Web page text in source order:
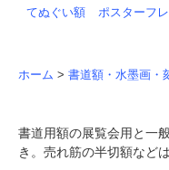
てぬぐい額
ポスターフ
ホーム > 書道額・水墨画・
書道用額の展覧会用と一
き。売れ筋の半切額など